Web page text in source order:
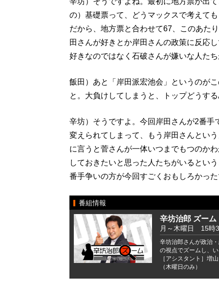
の）基礎票って、どうマックスで考えて
だから、地方票と合わせて67、このあた
田さんが好きとか岸田さんの政策に反応
好きなのではなく石破さんが嫌いな人た
飯田）あと「岸田派宏池会」というのが
と。大負けしてしまうと、トップどうす
辛坊）そうですよ。今回岸田さんが2番
変えられてしまって、もう岸田さんとい
に言うと菅さんが一体いつまでもつのか
しておきたいと思った人たちがいるとい
番手争いの方が今回すごくおもしろかっ
番組情報
辛坊治郎 ズー
月～木曜日 15
辛坊治郎さんが政治
の視点でズームし、
［アシスタント］増
（木曜日のみ）